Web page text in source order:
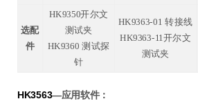
选配
件
HK9350开尔文
测试夹
HK9360 测试探
针
HK9363-01 转接线
HK9363-11开尔文
测试夹
HK3563—应用软件：